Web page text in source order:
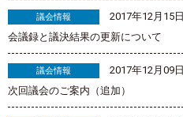
議会情報
2017年12月15日
会議録と議決結果の更新について
議会情報
2017年12月09日
次回議会のご案内（追加）